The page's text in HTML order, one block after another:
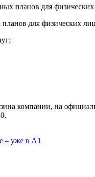
планов для
для физических
компании, на
– уже в А1